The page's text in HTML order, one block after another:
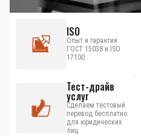
ISO
Опыт и гарантия
ГОСТ 15038 и ISO
17100
Тест-драйв
услуг
Сделаем тестовый
перевод бесплатно
для юридических
лиц